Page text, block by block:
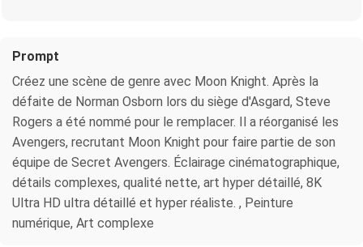
Prompt
Créez une scène de genre avec Moon Knight. Après la
défaite de Norman Osborn lors du siège d'Asgard, Steve
Rogers a été nommé pour le remplacer. Il a réorganisé les
Avengers, recrutant Moon Knight pour faire partie de son
équipe de Secret Avengers. Éclairage cinématographique,
détails complexes, qualité nette, art hyper détaillé, 8K
Ultra HD ultra détaillé et hyper réaliste. , Peinture
numérique, Art complexe